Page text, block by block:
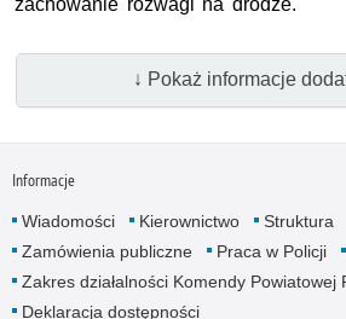
↓ Pokaż informacje
Informacje
Wiadomości Kierownictwo Struktura
Zamówienia publiczne
Praca w Policji
Zakres działalności Komendy Powiatowej
Deklaracja dostępności